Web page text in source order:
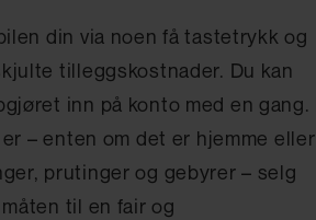
din via noen få tastetrykk og
tilleggskostnader. Du kan
inn på konto med en gang. I
– enten om det er hjemme eller
prutinger og gebyrer – selg
til en fair og